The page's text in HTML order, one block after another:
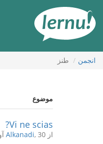
محتوا
انجمن طنز
موضوع
Vi ne scias?
از Alkanadi, 30 آوریل 2015